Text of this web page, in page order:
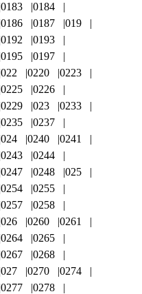
0183
0184
0186 0187
019
0192
0193
0195
0197
022 0220
0223
0225
0226
0229 023
0233
0235
0237
024 0240
0241
0243
0244
0247 0248
025
0254
0255
0257
0258
026 0260
0261
0264
0265
0267
0268
027 0270
0274
0277
0278